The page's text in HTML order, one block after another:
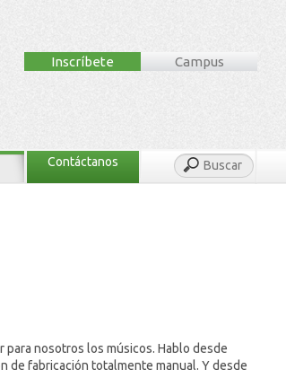
Campus
Inscríbete
Contáctanos Buscar
nosotros los músicos. Hablo desde
de fabricación totalmente manual. Y desde